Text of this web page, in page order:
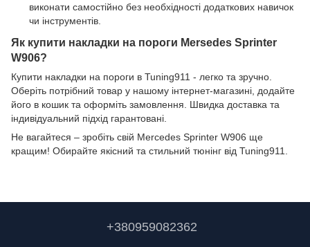
виконати самостійно без необхідності додаткових навичок
чи інструментів.
Як купити накладки на пороги Mersedes Sprinter
W906?
Купити накладки на пороги в Tuning911 - легко та зручно.
Оберіть потрібний товар у нашому інтернет-магазині, додайте
його в кошик та оформіть замовлення. Швидка доставка та
індивідуальний підхід гарантовані.
Не вагайтеся – зробіть свій Mercedes Sprinter W906 ще
кращим! Обирайте якісний та стильний тюнінг від Tuning911.
+380959082362